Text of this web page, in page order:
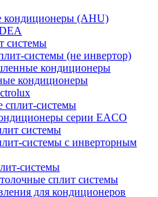
кондиционеры (AHU)
системы
системы (не инвертор)
кондиционеры
кондиционеры
сплит-системы
серии EACO
системы
системы с инверторным
системы
сплит системы
для кондиционеров